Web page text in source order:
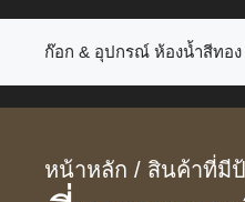
ก๊อก & อุปกรณ์ ห้องน้ำสีทอง
หน้าหลัก / สินค้าที่มีป้